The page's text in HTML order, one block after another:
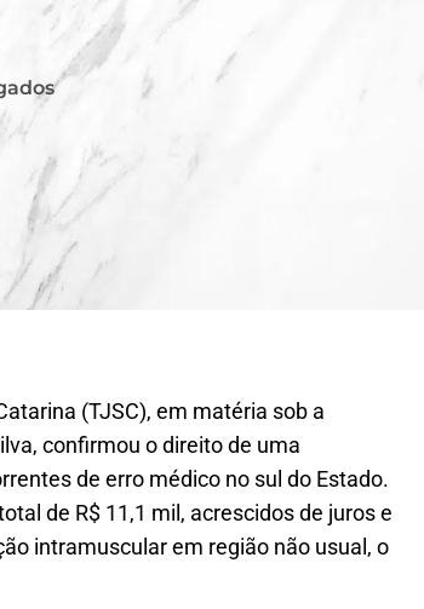
(TJSC), em matéria sob a
confirmou o direito de uma
de erro médico no sul do Estado.
de R$ 11,1 mil, acrescidos de juros e
intramuscular em região não usual, o